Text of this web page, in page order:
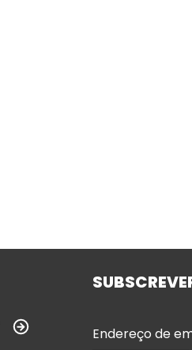
Endereço de